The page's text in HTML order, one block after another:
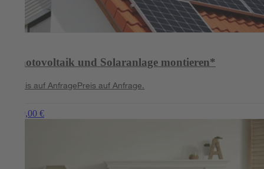
Photovoltaik und Solaranlage montieren*
Preis auf AnfragePreis auf Anfrage.
ab 349,00 €